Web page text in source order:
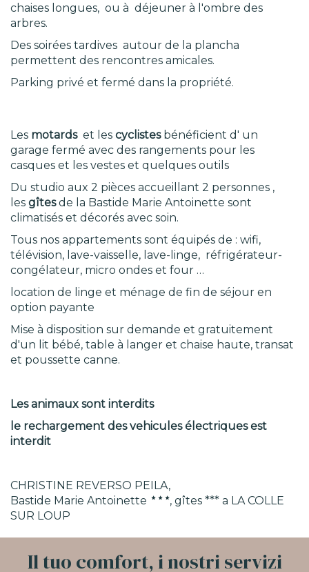
chaises longues, ou à déjeuner à l'ombre des
arbres.
Des soirées tardives autour de la plancha
permettent des rencontres amicales.
Parking privé et fermé dans la propriété.
Les motardset les cyclistesbénéficient d' un
garage fermé avec des rangements pour les
casques et les vestes et quelques outils
Du studio aux 2 pièces accueillant 2 personnes ,
les gîtesde la Bastide Marie Antoinette sont
climatisés et décorés avec soin.
Tous nos appartements sont équipés de : wifi,
télévision, lave-vaisselle, lave-linge, réfrigérateur-
congélateur, micro ondes et four …
location de linge et ménage de fin de séjour en
option payante
Mise à disposition sur demande et gratuitement
d'un lit bébé, table à langer et chaise haute, transat
et poussette canne.
Les animaux sont interdits
le rechargement des vehicules électriques est
interdit
CHRISTINE REVERSO PEILA,
Bastide Marie Antoinette
, gîtes *** a LA COLLE
SUR LOUP
Il tuo comfort, i nostri servizi